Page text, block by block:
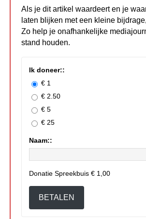
Als je dit artikel waardeert en je
laten blijken met een kleine
Zo help je onafhankelijke
stand houden.
Ik doneer::
€ 1
€ 2.50
€ 5
€ 25
Naam::
Donatie Spreekbuis € 1,00
BETALEN